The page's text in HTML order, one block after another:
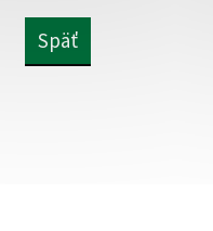
Späť